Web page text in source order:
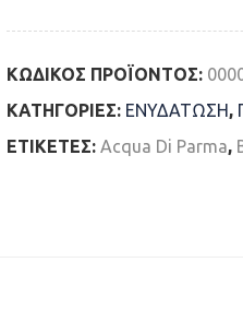
ΚΩΔΙΚΌΣ ΠΡΟΪΌΝΤΟΣ:
ΚΑΤΗΓΟΡΊΕΣ: ΕΝΥΔΑΤΩΣΗ,
ΕΤΙΚΈΤΕΣ:Acqua Di Parma,